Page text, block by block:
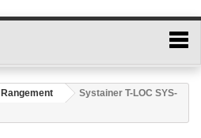
Rangement
Systainer T-LOC SYS-